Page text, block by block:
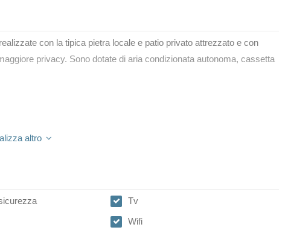
con la tipica pietra locale e patio privato attrezzato e con
privacy. Sono dotate di aria condizionata autonoma, cassetta
altro
Tv
Wifi